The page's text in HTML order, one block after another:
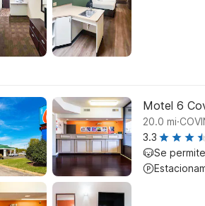
Motel 6
20.0 mi.
3.3
Se